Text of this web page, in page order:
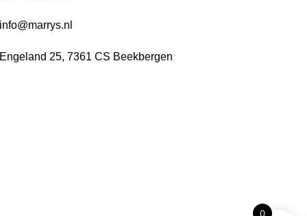
info@marrys.nl
Engeland 25, 7361 CS Beekbergen
0